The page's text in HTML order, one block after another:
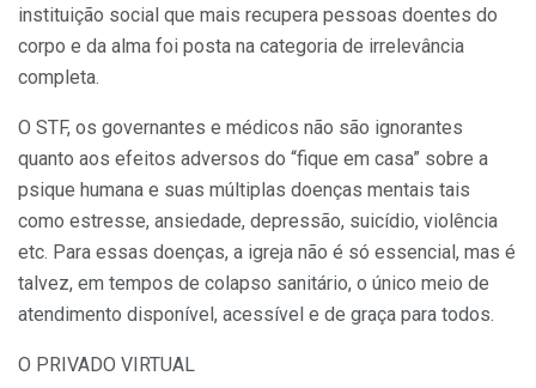
instituição social que mais recupera pessoas doentes do
corpo e da alma foi posta na categoria de irrelevância
completa.
O STF, os governantes e médicos não são ignorantes
quanto aos efeitos adversos do “fique em casa” sobre a
psique humana e suas múltiplas doenças mentais tais
como estresse, ansiedade, depressão, suicídio, violência
etc. Para essas doenças, a igreja não é só essencial, mas é
talvez, em tempos de colapso sanitário, o único meio de
atendimento disponível, acessível e de graça para todos.
O PRIVADO VIRTUAL